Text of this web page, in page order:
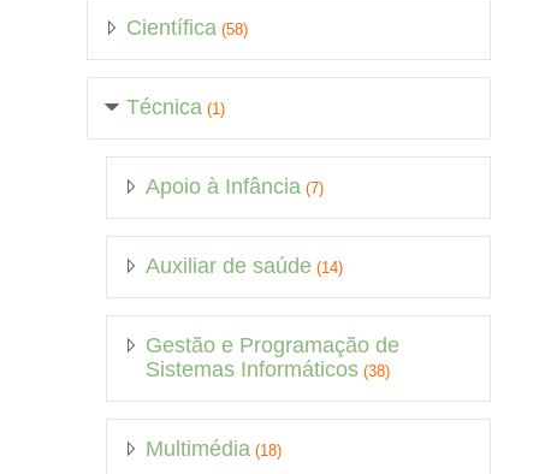
Científica (58)
Técnica (1)
Apoio à Infância (7)
Auxiliar de saúde (14)
Gestão e Programação de
Sistemas Informáticos (38)
Multimédia (18)